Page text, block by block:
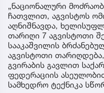
„ნაციონალური
ჩათვლით, აგვისტოს
აღნიშნავდა,
თარიღი 7 აგვისტოთი
სააკაშვილის
აგვისტოთი
გვირაბის გავლით
ფედერაციის
სამხედრო ტექნიკა